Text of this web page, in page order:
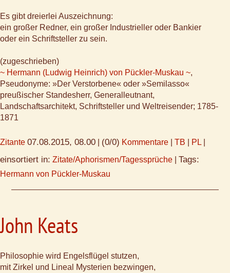
Es gibt dreierlei Auszeichnung:
ein großer Redner, ein großer Industrieller oder Bankier
oder ein Schriftsteller zu sein.
(zugeschrieben)
~ Hermann (Ludwig Heinrich) von Pückler-Muskau ~,
Pseudonyme: »Der Verstorbene« oder »Semilasso«
preußischer Standesherr, Generalleutnant,
Landschaftsarchitekt, Schriftsteller und Weltreisender; 1785-
1871
Zitante 07.08.2015, 08.00 (0/0) Kommentare TB PL
einsortiert in: Zitate/Aphorismen/Tagessprüche Tags:
Hermann von Pückler-Muskau
John Keats
Philosophie wird Engelsflügel stutzen,
mit Zirkel und Lineal Mysterien bezwingen,